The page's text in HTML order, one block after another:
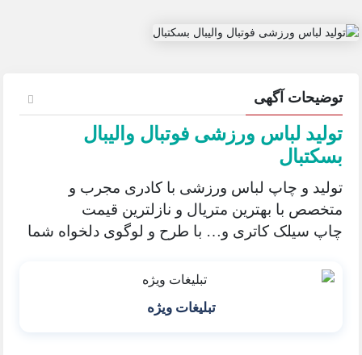
توضیحات آگهی
تولید لباس ورزشی فوتبال والیبال
بسکتبال
تولید و چاپ لباس ورزشی با کادری مجرب و
متخصص با بهترین متریال و نازلترین قیمت
چاپ سیلک کاتری و… با طرح و لوگوی دلخواه شما
تبلیغات ویژه